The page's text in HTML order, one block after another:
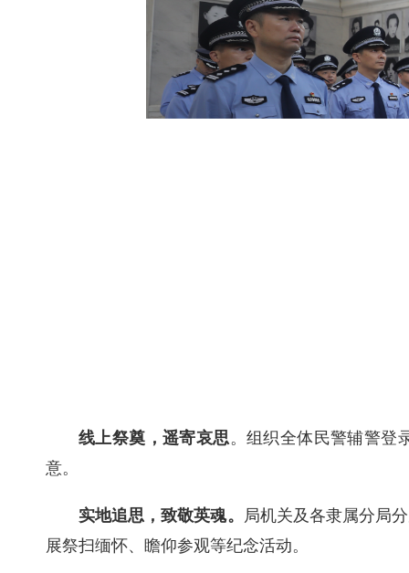
线上祭奠，遥寄哀思。组织全体民警辅警登
意。
实地追思，致敬英魂。 局机关及各隶属分局
展祭扫缅怀、瞻仰参观等纪念活动。